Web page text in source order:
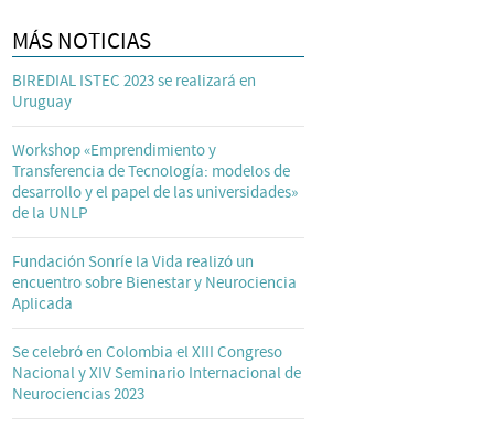
MÁS NOTICIAS
BIREDIAL ISTEC 2023 se realizará en
Uruguay
Workshop «Emprendimiento y
Transferencia de Tecnología: modelos de
desarrollo y el papel de las universidades»
de la UNLP
Fundación Sonríe la Vida realizó un
encuentro sobre Bienestar y Neurociencia
Aplicada
Se celebró en Colombia el XIII Congreso
Nacional y XIV Seminario Internacional de
Neurociencias 2023